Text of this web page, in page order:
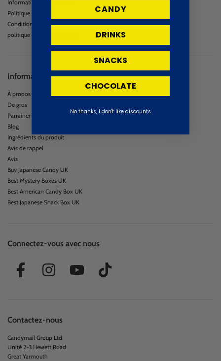
Informations d'expédition
Politique de retour
Conditions d'utilisation
politique de confidentialité
Information
À propos de nous
De gros
Parrainer un ami
Blog
Ingrédients du produit
Avis de rappel
Avis
Buy Japanese Candy UK
Best Mystery Boxes UK
Best American Candy Box UK
Best Japanese Snack Box UK
Connectez-vous avec nous
Contactez-nous
Candymail Group Ltd
Unité 2-3 Hewett Road
Great Yarmouth
CANDY
DRINKS
SNACKS
CHOCOLATE
No thanks, I don't like discounts